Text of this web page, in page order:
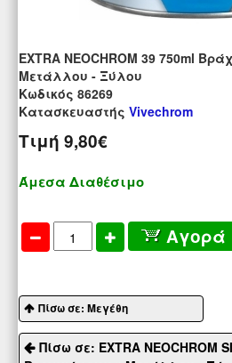
EXTRA NEOCHROM 39 750ml
Μετάλλου - Ξύλου
Kωδικός 86269
Κατασκευαστής Vivechrom
Τιμή 9,80€
Άμεσα Διαθέσιμο
Αγορά
Πίσω σε: Μεγέθη
Πίσω σε: EXTRA NEOCHROM